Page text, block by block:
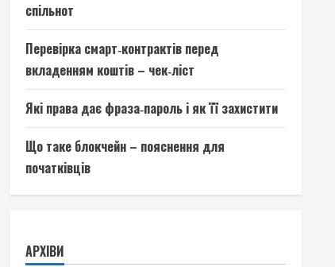
спільнот
Перевірка смарт‑контрактів перед
вкладенням коштів – чек‑ліст
Які права дає фраза‑пароль і як її захистити
Що таке блокчейн – пояснення для
початківців
АРХІВИ